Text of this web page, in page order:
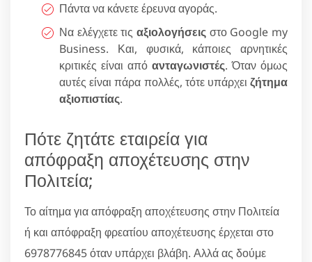
Πάντα να κάνετε έρευνα αγοράς.
Να ελέγχετε τις αξιολογήσεις στο Google my
Business. Και, φυσικά, κάποιες αρνητικές
κριτικές είναι από ανταγωνιστές. Όταν όμως
αυτές είναι πάρα πολλές, τότε υπάρχει ζήτημα
αξιοπιστίας.
Πότε ζητάτε εταιρεία για
απόφραξη αποχέτευσης στην
Πολιτεία;
Το αίτημα για απόφραξη αποχέτευσης στην Πολιτεία
ή και απόφραξη φρεατίου αποχέτευσης έρχεται στο
6978776845 όταν υπάρχει βλάβη. Αλλά ας δούμε